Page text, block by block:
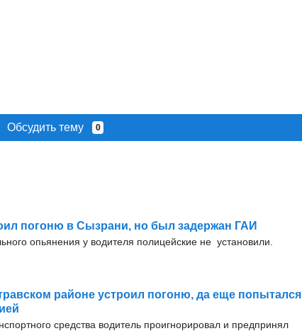
Обсудить тему 0
погоню в Сызрани, но был задержан ГАИ
опьянения у водителя полицейские не установили.
районе устроил погоню, да еще попытался
средства водитель проигнорировал и предпринял